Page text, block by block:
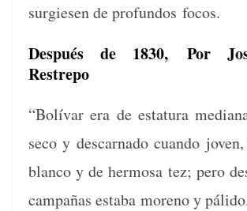
surgiesen de pro­fun­dos focos.
Después de 1830, Por
Restrepo
“Bolí­var era de estatu­ra
seco y descar­na­do cuan­do
blan­co y de her­mosa tez; pero
cam­pañas esta­ba moreno y